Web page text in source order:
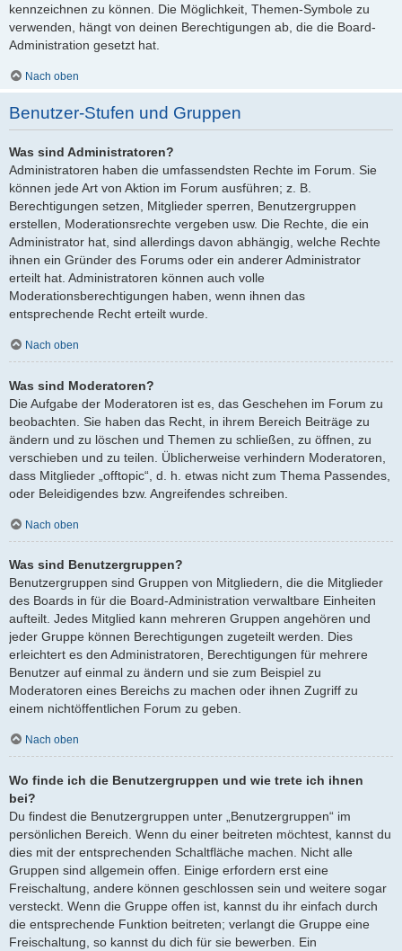
kennzeichnen zu können. Die Möglichkeit, Themen-Symbole zu
verwenden, hängt von deinen Berechtigungen ab, die die Board-
Administration gesetzt hat.
Nach oben
Benutzer-Stufen und Gruppen
Was sind Administratoren?
Administratoren haben die umfassendsten Rechte im Forum. Sie
können jede Art von Aktion im Forum ausführen; z. B.
Berechtigungen setzen, Mitglieder sperren, Benutzergruppen
erstellen, Moderationsrechte vergeben usw. Die Rechte, die ein
Administrator hat, sind allerdings davon abhängig, welche Rechte
ihnen ein Gründer des Forums oder ein anderer Administrator
erteilt hat. Administratoren können auch volle
Moderationsberechtigungen haben, wenn ihnen das
entsprechende Recht erteilt wurde.
Nach oben
Was sind Moderatoren?
Die Aufgabe der Moderatoren ist es, das Geschehen im Forum zu
beobachten. Sie haben das Recht, in ihrem Bereich Beiträge zu
ändern und zu löschen und Themen zu schließen, zu öffnen, zu
verschieben und zu teilen. Üblicherweise verhindern Moderatoren,
dass Mitglieder „offtopic“, d. h. etwas nicht zum Thema Passendes,
oder Beleidigendes bzw. Angreifendes schreiben.
Nach oben
Was sind Benutzergruppen?
Benutzergruppen sind Gruppen von Mitgliedern, die die Mitglieder
des Boards in für die Board-Administration verwaltbare Einheiten
aufteilt. Jedes Mitglied kann mehreren Gruppen angehören und
jeder Gruppe können Berechtigungen zugeteilt werden. Dies
erleichtert es den Administratoren, Berechtigungen für mehrere
Benutzer auf einmal zu ändern und sie zum Beispiel zu
Moderatoren eines Bereichs zu machen oder ihnen Zugriff zu
einem nichtöffentlichen Forum zu geben.
Nach oben
Wo finde ich die Benutzergruppen und wie trete ich ihnen
bei?
Du findest die Benutzergruppen unter „Benutzergruppen“ im
persönlichen Bereich. Wenn du einer beitreten möchtest, kannst du
dies mit der entsprechenden Schaltfläche machen. Nicht alle
Gruppen sind allgemein offen. Einige erfordern erst eine
Freischaltung, andere können geschlossen sein und weitere sogar
versteckt. Wenn die Gruppe offen ist, kannst du ihr einfach durch
die entsprechende Funktion beitreten; verlangt die Gruppe eine
Freischaltung, so kannst du dich für sie bewerben. Ein